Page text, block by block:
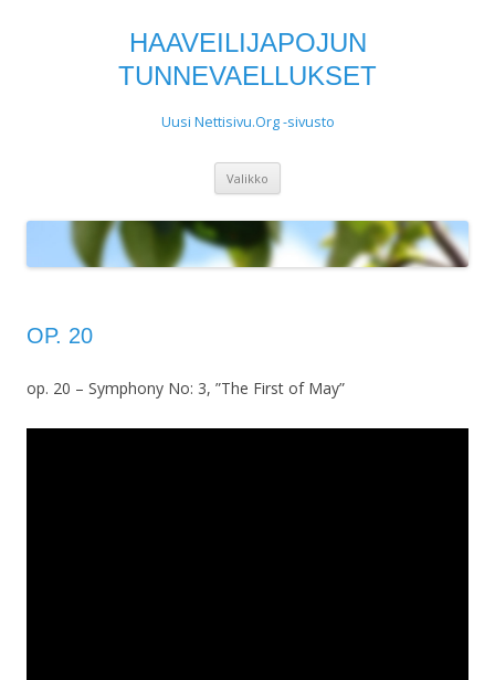
HAAVEILIJAPOJUN
TUNNEVAELLUKSET
Uusi Nettisivu.Org -sivusto
Valikko
OP. 20
op. 20 – Symphony No: 3, ”The First of May”